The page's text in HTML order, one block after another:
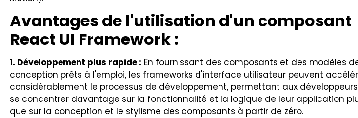
Avantages de l'utilisation d'un composant
React UI Framework :
1. Développement plus rapide : En fournissant des composants et des modèles
conception prêts à l'emploi, les frameworks d'interface utilisateur peuvent
considérablement le processus de développement, permettant aux
se concentrer davantage sur la fonctionnalité et la logique de leur application
que sur la conception et le stylisme des composants à partir de zéro.